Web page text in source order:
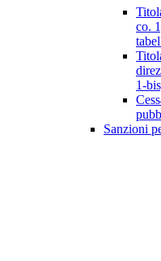
co.
1-
Sanzioni